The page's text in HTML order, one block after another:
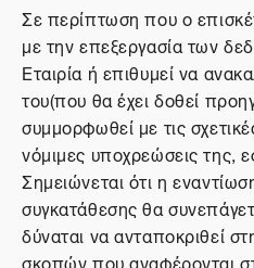
Σε περίπτωση που ο
με την επεξεργασία των
Εταιρία ή επιθυμεί να
του(που θα έχει δοθεί
συμμορφωθεί με τις
νόμιμες υποχρεώσεις
Σημειώνεται ότι η
συγκατάθεσης θα
δύναται να ανταποκριθεί
σκοπών που αναφέρονται